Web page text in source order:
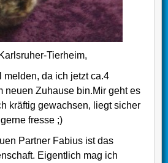
Tierheim,
melden, da ich jetzt ca.4
neuen Zuhause bin.Mir geht es
kräftig gewachsen, liegt sicher
fresse ;)
Partner Fabius ist das
Eigentlich mag ich